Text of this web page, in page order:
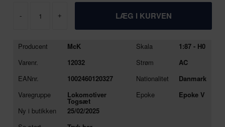
- +
Producent
McK
Varenr.
12032
EANnr.
1002460120327
Varegruppe
Lokomotiver
Togsæt
Ny i butikken
25/02/2025
Skala
1:87 - H0
Strøm
AC
Nationalitet
Danmark
Epoke
Epoke V